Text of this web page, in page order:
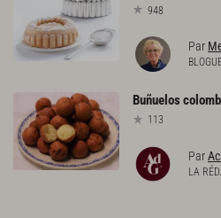
948
Par
Buñuelos
113
Par
LA